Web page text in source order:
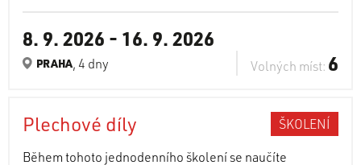
8. 9. 2026 - 16. 9. 2026
PRAHA, 4 dny Volných míst: 6
Plechové díly
ŠKOLENÍ
Během tohoto jednodenního školení se naučíte